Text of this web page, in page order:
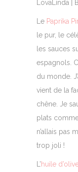
Le Paprika
le pur, le
les sauces
espagnols.
du monde.
vient de la
chêne. Je
plats
n’allais pas
trop joli !
L’huile